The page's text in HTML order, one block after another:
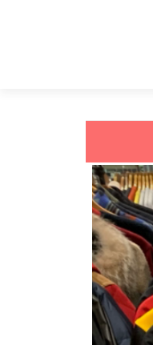
ン
ス
キ
ッ
プ